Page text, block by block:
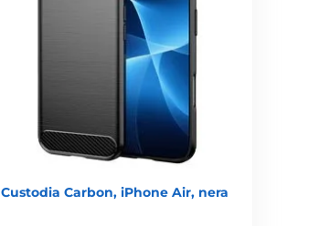
Custodia Carbon, iPhone Air, nera